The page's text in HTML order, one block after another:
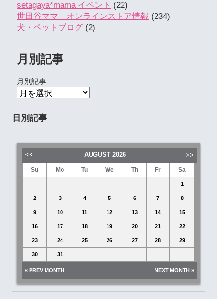
setagaya*mama イベント (22)
世田谷ママ オンラインストア情報 (234)
犬・ペットブログ (2)
月別記事
月別記事
日別記事
AUGUST 2026
Su Mo Tu We Th Fr Sa
1
2 3 4 5 6 7 8
9 10 11 12 13 14 15
16 17 18 19 20 21 22
23 24 25 26 27 28 29
30 31
« PREV MONTH NEXT MONTH »